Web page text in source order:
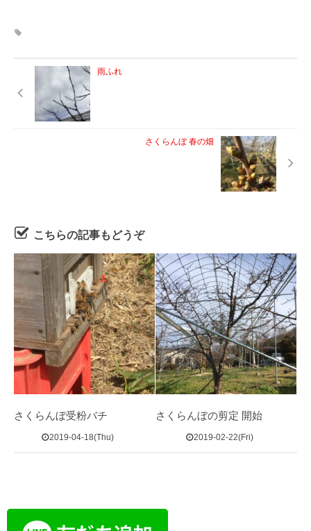
雨ふれ
さくらんぼ 春の畑
こちらの記事もどうぞ
さくらんぼ受粉バチ
2019-04-18(Thu)
さくらんぼの剪定 開始
2019-02-22(Fri)